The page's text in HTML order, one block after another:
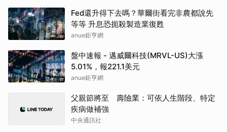
Fed還升得下去嗎？華爾街看完非農都說先
等等 升息恐扼殺製造業復甦
anue鉅亨網
盤中速報 - 邁威爾科技(MRVL-US)大漲
5.01%，報221.1美元
anue鉅亨網
父親節將至 壽險業：可依人生階段、特定
疾病做補強
中央通訊社